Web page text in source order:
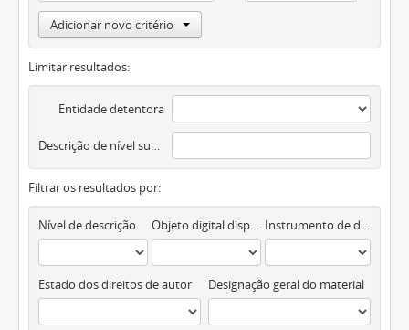
Adicionar novo critério
Limitar resultados:
Entidade detentora
Descrição de nível superior
Filtrar os resultados por:
Nível de descrição Objeto digital disponível Instrumento de descrição documental
Estado dos direitos de autor Designação geral do material